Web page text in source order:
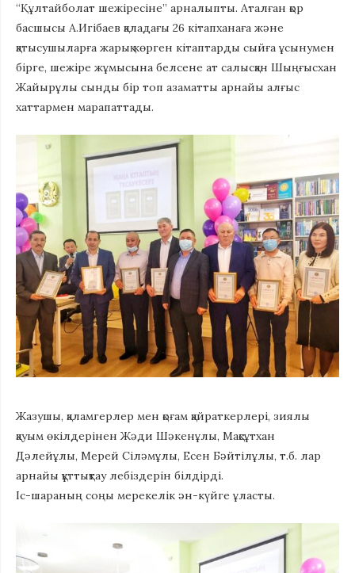
“Құлтайболат шежіресіне” арналыпты. Аталған қор
басшысы А.Игібаев қаладағы 26 кітапханаға және
қатысушыларға жарық көрген кітаптарды сыйға ұсынумен
бірге, шежіре жұмысына белсене ат салысқан Шыңғысхан
Жайырұлы сынды бір топ азаматты арнайы алғыс
хаттармен марапаттады.
Жазушы, қаламгерлер мен қоғам қайраткерлері, зиялы
қауым өкілдерінен Жәди Шәкенұлы, Мақсұтхан
Дәлейұлы, Мерей Сіләмұлы, Есен Бәйтілұлы, т.б. лар
арнайы құттықтау лебіздерін білдірді.
Іс-шараның соңы мерекелік ән-күйге ұласты.